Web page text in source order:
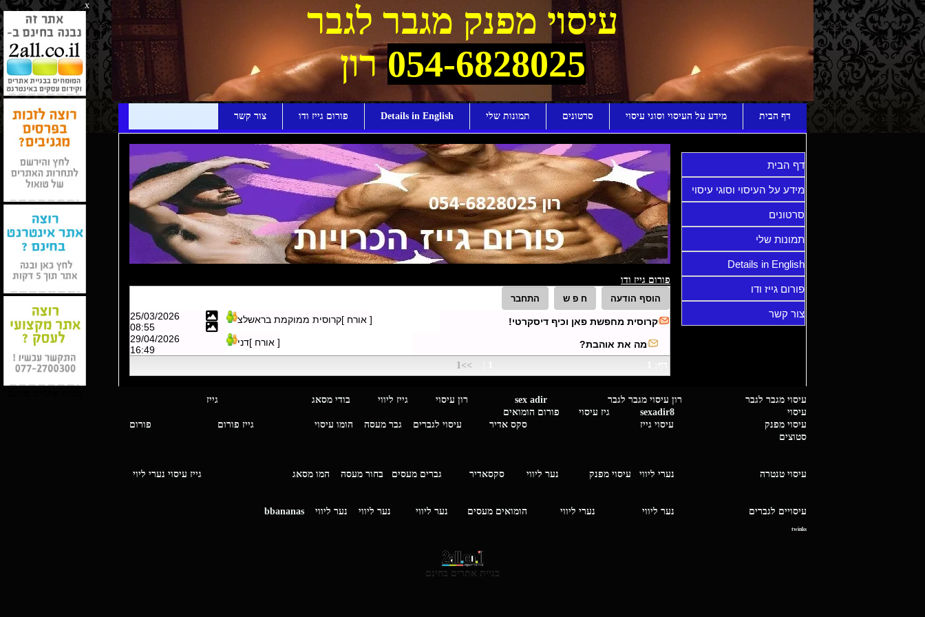
x
עיסוי מפנק מגבר לגבר
054-6828025רון
דף הבית מידע על העיסוי וסוגי עיסוי סרטונים תמונות שלי Details in English פורום גייז ודו צור קשר
דף הבית
מידע על העיסוי וסוגי עיסוי
סרטונים
תמונות שלי
Details in English
פורום גייז ודו
צור קשר
פורום גייז ודו
קרוסית מחפשת פאן וכיף דיסקרטי! [ אורח ]קרוסית ממוקמת בראשלצ
25/03/2026
08:55
מה את אוהבת?
[ אורח ]דני
29/04/2026
16:49
>>1
עיסוי מגבר לגבר רון עיסוי מגבר לגבר sex adir רון עיסוי גייז ליווי בודי מסאג גייז
עיסוי sexadir8 גיז עיסוי פורום הומואים
עיסוי מפנק
עיסוי גייז סקס אדיר עיסוי לגברים גבר מעסה הומו עיסוי גייז פורום
פורום
סטוצים
עיסוי טנטרה נערי ליווי עיסוי מפנק נער ליווי סקסאדיר גברים מעסים בחור מעסה המו מסאג גייז עיסוי נערי ליוי
עיסויים לגברים נער ליווי נערי ליווי הומואים מעסים נער ליווי נער ליווי נער ליווי bbananas
twinks
בניית אתרים בחינם